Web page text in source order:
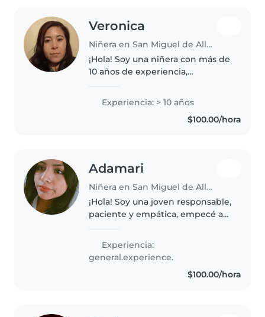
Veronica
Niñera en San Miguel de Allende
¡Hola! Soy una niñera con más de
10 años de experiencia,
las edades. Me encanta dibujar y
leer cuentos, y estoy cómoda
con mascotas, cocinar y ayudar..
Experiencia: > 10 años
$100.00/hora
Adamari
Niñera en San Miguel de Allende
¡Hola! Soy una joven responsable,
paciente y empática, empecé a
manualidades, la música y jugar
con los niños. También..
Experiencia:
general.experience.
$100.00/hora